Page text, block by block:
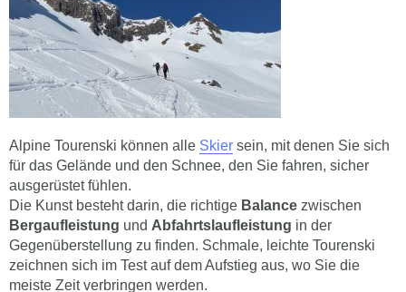
Alpine Tourenski können alle Skier sein, mit denen Sie sich
für das Gelände und den Schnee, den Sie fahren, sicher
ausgerüstet fühlen.
Die Kunst besteht darin, die richtige Balance zwischen
Bergaufleistung und Abfahrtslaufleistung in der
Gegenüberstellung zu finden. Schmale, leichte Tourenski
zeichnen sich im Test auf dem Aufstieg aus, wo Sie die
meiste Zeit verbringen werden.